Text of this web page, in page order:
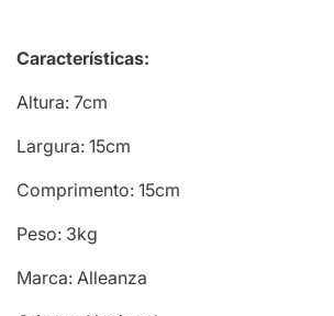
Características:
Altura: 7cm
Largura: 15cm
Comprimento: 15cm
Peso: 3kg
Marca: Alleanza